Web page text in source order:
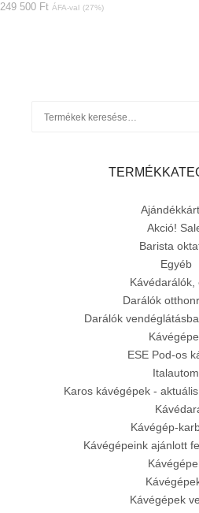
249 500 Ft ÁFA-val (27%)
Akció!
Barista
Egyéb
Kávédarálók,
Darálók
Darálók
ESE Pod-os
Karos kávégépek -
Kávégép-
Kávégépeink ajánlott
Kávégépek